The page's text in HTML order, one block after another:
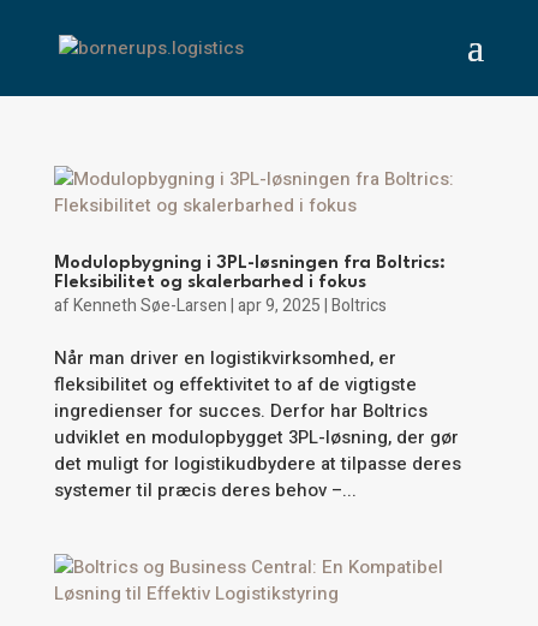
Modulopbygning i 3PL-løsningen fra Boltrics:
Fleksibilitet og skalerbarhed i fokus
afKenneth Søe-Larsen|apr 9, 2025|Boltrics
Når man driver en logistikvirksomhed, er
fleksibilitet og effektivitet to af de vigtigste
ingredienser for succes. Derfor har Boltrics
udviklet en modulopbygget 3PL-løsning, der gør
det muligt for logistikudbydere at tilpasse deres
systemer til præcis deres behov –...